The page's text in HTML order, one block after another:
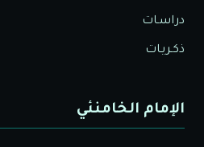
دراسـات
ذكـريـات
الإمام الخامنئي